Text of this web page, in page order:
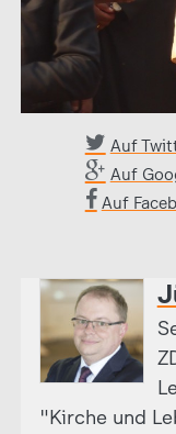
Auf
Auf
Auf
"Kirche und